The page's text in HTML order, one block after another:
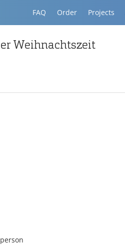
FAQ Order Projects
Weihnachtszeit